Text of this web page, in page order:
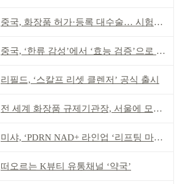
중국, 화장품 허가·등록 대수술… 시험자료 공용 허용
중국, ‘한류 감성’에서 ‘효능 검증’으로 중심 이동
리필드, ‘스칼프 리셋 클렌저’ 공식 출시
전 세계 화장품 규제기관장, 서울에 모인다
미샤, ‘PDRN NAD+ 라인업 ‘리프팅 마스크’ 출시
떠오르는 K뷰티 유통채널 ‘약국’